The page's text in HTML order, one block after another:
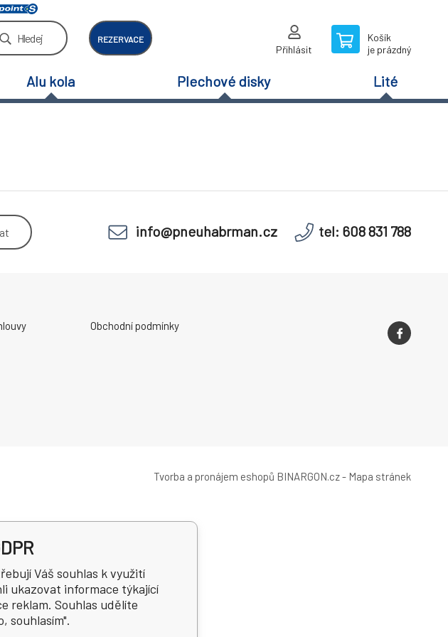
Hledej REZERVACE
Přihlásit
Košík
je prázdný
Alu kola Plechové disky Lité
info@pneuhabrman.cz tel: 608 831 788
Obchodní podmínky
Tvorba a pronájem eshopů BINARGON.cz- Mapa stránek
Váš souhlas k využití
ukazovat informace týkající
reklam. Souhlas udělíte
souhlasím".